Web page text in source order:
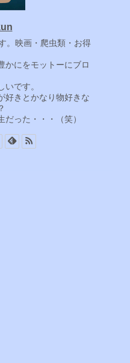
。映画・爬虫類・お得
かにをモットーにブロ
です。
好きとかなり物好きな
だった・・・（笑）